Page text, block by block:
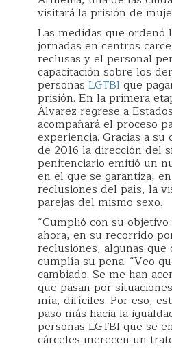
visitará la prisión de
Las medidas que ordenó
jornadas en centros
reclusas y el personal
capacitación sobre los
personas LGTBI que
prisión. En la primera
Álvarez regrese a
acompañará el proceso
experiencia. Gracias a
de 2016 la dirección del
penitenciario emitió un
en el que se garantiza,
reclusiones del país, la
parejas del mismo sexo.
“Cumplió con su
ahora, en su recorrido
reclusiones, algunas que
cumplía su pena. “Veo
cambiado. Se me han
que pasan por
mía, difíciles. Por eso,
paso más hacia la
personas LGTBI que se
cárceles merecen un